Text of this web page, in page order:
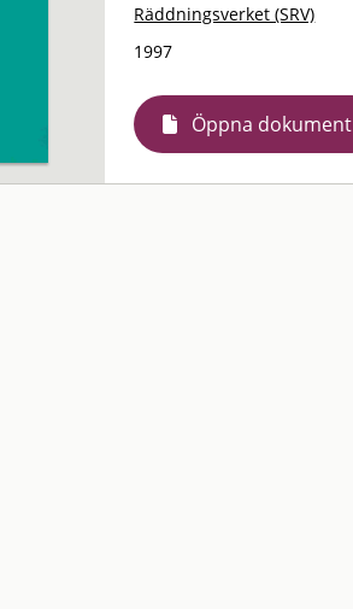
Räddningsverket (SRV)
1997
Öppna dokument